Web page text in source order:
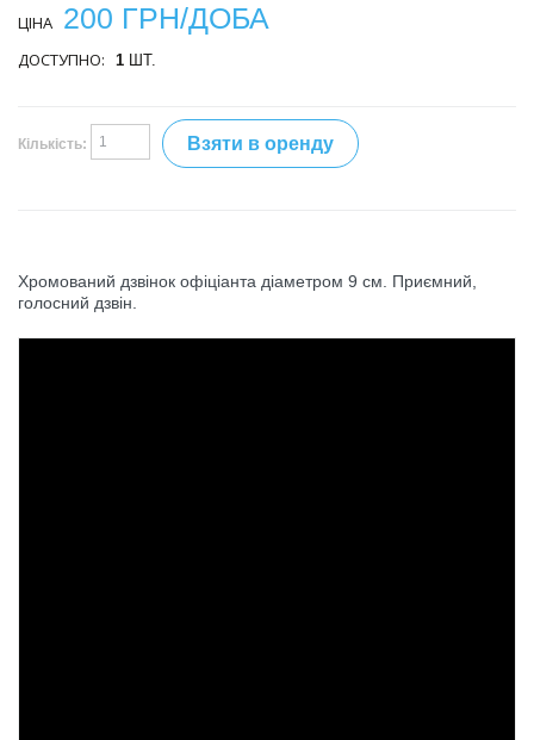
ЦІНА 200 ГРН/ДОБА
ДОСТУПНО: 1 ШТ.
Кількість: Взяти в оренду
Хромований дзвінок офіціанта діаметром 9 см. Приємний,
голосний дзвін.